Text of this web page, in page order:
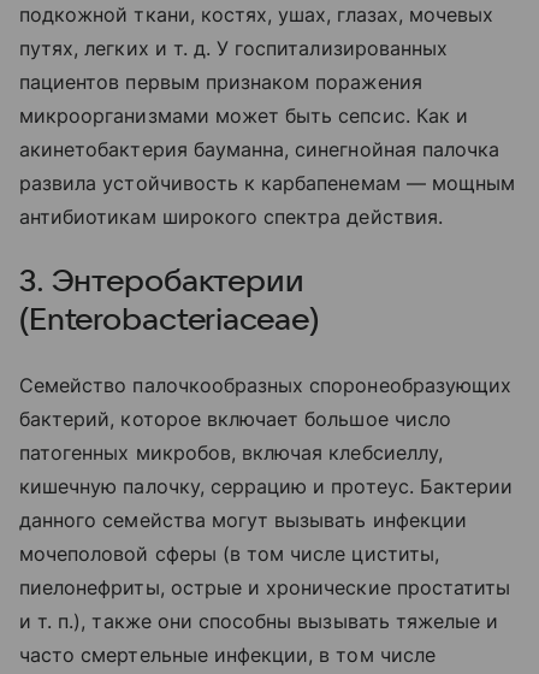
подкожной ткани, костях, ушах, глазах, мочевых
путях, легких и т. д. У госпитализированных
пациентов первым признаком поражения
микроорганизмами может быть сепсис. Как и
акинетобактерия бауманна, синегнойная палочка
развила устойчивость к карбапенемам — мощным
антибиотикам широкого спектра действия.
3. Энтеробактерии
(Enterobacteriaceae)
Семейство палочкообразных споронеобразующих
бактерий, которое включает большое число
патогенных микробов, включая клебсиеллу,
кишечную палочку, серрацию и протеус. Бактерии
данного семейства могут вызывать инфекции
мочеполовой сферы (в том числе циститы,
пиелонефриты, острые и хронические простатиты
и т. п.), также они способны вызывать тяжелые и
часто смертельные инфекции, в том числе